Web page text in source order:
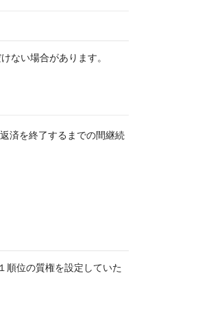
ない場合があります。
済を終了するまでの間継続
順位の質権を設定していた